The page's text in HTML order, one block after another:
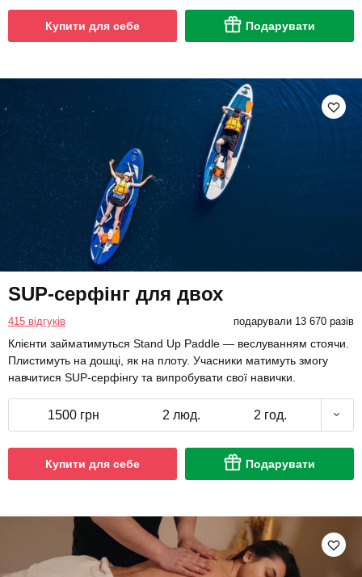
Купити для себе Подарувати
SUP-серфінг для двох
415 відгуків подарували 13 670 разів
Клієнти займатимуться Stand Up Paddle — веслуванням стоячи.
Плистимуть на дошці, як на плоту. Учасники матимуть змогу
навчитися SUP-серфінгу та випробувати свої навички.
1500 грн 2 люд. 2 год.
Купити для себе Подарувати